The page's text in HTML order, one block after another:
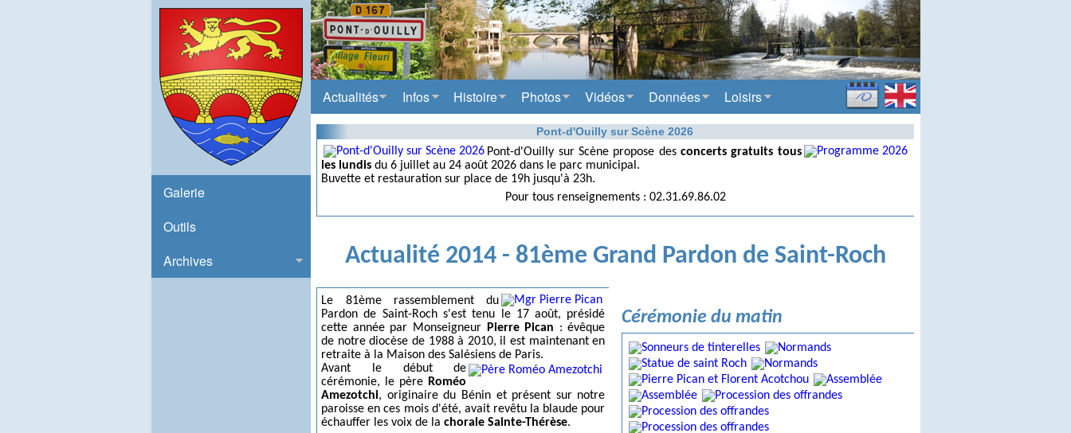
Actualités Infos Histoire Photos Vidéos Données Loisirs
Galerie
Outils
Archives
Pont-d'Ouilly sur Scène 2026
Pont-d'Ouilly sur Scène propose desconcerts gratuits tous
les lundis du 6 juillet au 24 août 2026 dans le parc municipal.
Buvette et restauration sur place de 19h jusqu'à 23h.
Pour tous renseignements : 02.31.69.86.02
Actualité 2014 - 81ème Grand Pardon de Saint-Roch
Le 81ème rassemblement du
Pardon de Saint-Roch s'est tenu le 17 août, présidé
cette année par Monseigneur
Pierre Pican : évêque
de notre diocèse de 1988 à 2010, il est maintenant en
retraite à la Maison des Salésiens de Paris.
Avant le début de
cérémonie, le père Roméo
Amezotchi, originaire du Bénin et présent sur notre
paroisse en ces mois d'été, avait revêtu la blaude pour
échauffer les voix de lachorale Sainte-Thérèse.
Cérémonie du matin